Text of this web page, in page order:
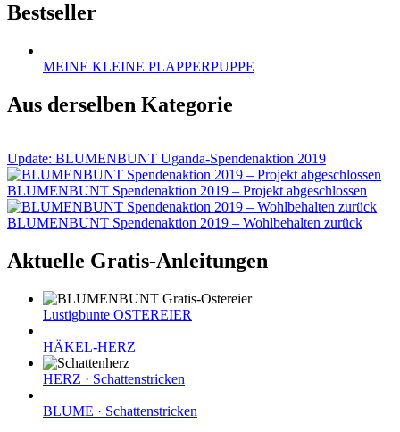
Bestseller
MEINE KLEINE PLAPPERPUPPE
Aus derselben Kategorie
Update: BLUMENBUNT Uganda-Spendenaktion 2019
BLUMENBUNT Spendenaktion 2019 – Projekt abgeschlossen
BLUMENBUNT Spendenaktion 2019 – Wohlbehalten zurück
Aktuelle Gratis-Anleitungen
Lustigbunte OSTEREIER
HÄKEL-HERZ
HERZ · Schattenstricken
BLUME · Schattenstricken